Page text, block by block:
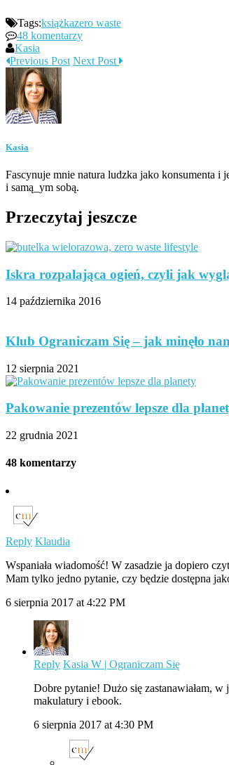
Tags:książkazero waste
48 komentarzy
Kasia
Previous Post Next Post
Kasia
Fascynuje mnie natura ludzka jako konsumenta i
i samą_ym sobą.
Przeczytaj jeszcze
Iskra rozpalająca ogień, czyli jak
14 października 2016
Klub Ograniczam Się – jak minęło
12 sierpnia 2021
Pakowanie prezentów lepsze dla
22 grudnia 2021
48 komentarzy
Reply Klaudia
Wspaniała wiadomość! W zasadzie ja dopiero
Mam tylko jedno pytanie, czy będzie dostępna
6 sierpnia 2017 at 4:22 PM
Reply Kasia W | Ograniczam Się
Dobre pytanie! Dużo się zastanawiałam,
makulatury i ebook.
6 sierpnia 2017 at 4:30 PM